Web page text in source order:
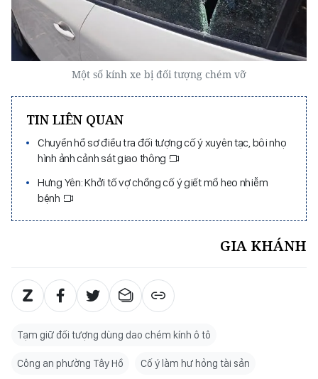
Một số kính xe bị đối tượng chém vỡ
TIN LIÊN QUAN
Chuyển hồ sơ điều tra đối tượng cố ý xuyên tạc, bôi nhọ
hình ảnh cảnh sát giao thông
Hưng Yên: Khởi tố vợ chồng cố ý giết mổ heo nhiễm
bệnh
GIA KHÁNH
Tạm giữ đối tượng dùng dao chém kính ô tô
Công an phường Tây Hồ Cố ý làm hư hỏng tài sản